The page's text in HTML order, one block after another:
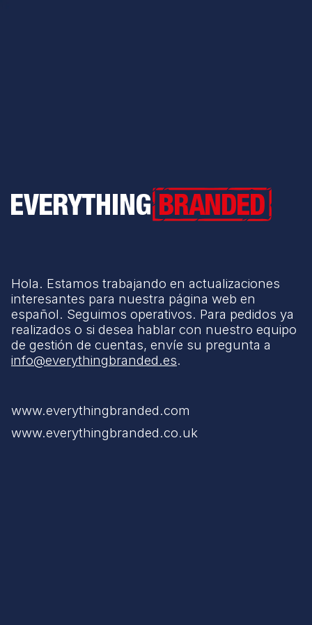
Everything Branded
Hola. Estamos trabajando en actualizaciones
interesantes para nuestra página web en
español. Seguimos operativos. Para pedidos ya
realizados o si desea hablar con nuestro equipo
de gestión de cuentas, envíe su pregunta a
info@everythingbranded.es.
www.everythingbranded.com
www.everythingbranded.co.uk